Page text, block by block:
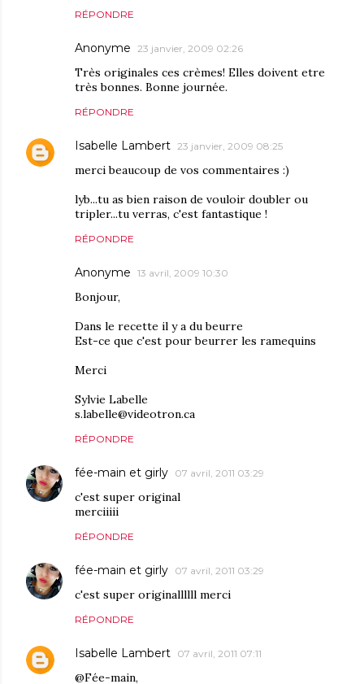
RÉPONDRE
Anonyme 23 janvier, 2009 02:26
Très originales ces crèmes! Elles doivent etre
très bonnes. Bonne journée.
RÉPONDRE
Isabelle Lambert 23 janvier, 2009 08:25
merci beaucoup de vos commentaires :)
lyb...tu as bien raison de vouloir doubler ou
tripler...tu verras, c'est fantastique !
RÉPONDRE
Anonyme 13 avril, 2009 10:30
Bonjour,
Dans le recette il y a du beurre
Est-ce que c'est pour beurrer les ramequins
Merci
Sylvie Labelle
s.labelle@videotron.ca
RÉPONDRE
fée-main et girly 07 avril, 2011 03:29
c'est super original
merciiiii
RÉPONDRE
fée-main et girly 07 avril, 2011 03:29
c'est super originallllll merci
RÉPONDRE
Isabelle Lambert 07 avril, 2011 07:11
@Fée-main,